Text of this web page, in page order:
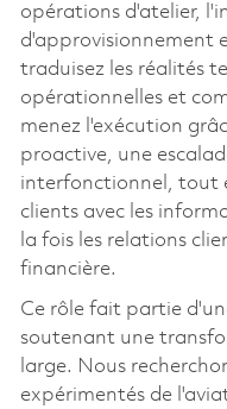
opérations d'atelier,
d'approvisionnement
traduisez les réalités
opérationnelles et
menez l'exécution
proactive, une
interfonctionnel, tout
clients avec les
la fois les relations
financière.
Ce rôle fait partie
soutenant une
large. Nous
expérimentés de